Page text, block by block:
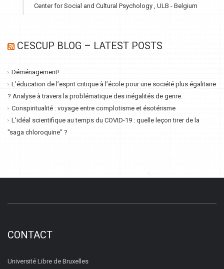
Center for Social and Cultural Psychology , ULB - Belgium
CESCUP BLOG – LATEST POSTS
Déménagement!
L’éducation de l’esprit critique à l’école pour une société plus égalitaire
? Analyse à travers la problématique des inégalités de genre.
Conspiritualité : voyage entre complotisme et ésotérisme
L'idéal scientifique au temps du COVID-19 : quelle leçon tirer de la
"saga chloroquine" ?
CONTACT
Université Libre de Bruxelles